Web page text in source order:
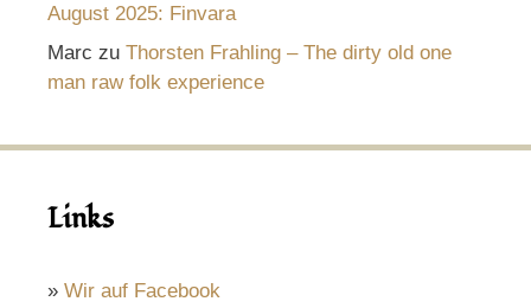
August 2025: Finvara
Marc zu Thorsten Frahling – The dirty old one
man raw folk experience
Links
» Wir auf Facebook